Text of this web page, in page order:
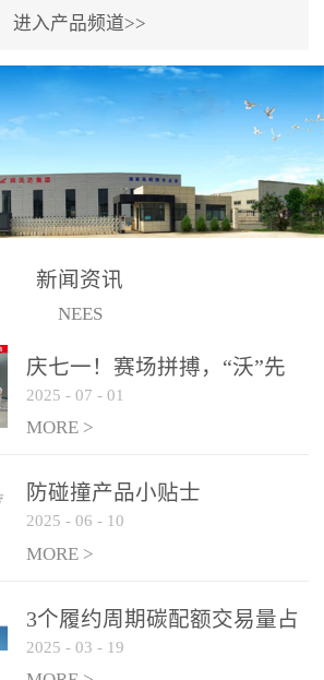
京润
氢气
关技
售及
设备
云港
技有
设备
备系
材等
备，
氢气
液
统
进入产品频道>>
新闻资讯
NEES
庆七一！赛场拼搏，“沃”先
行！
2025 - 07 - 01
MORE >
防碰撞产品小贴士
2025 - 06 - 10
MORE >
3个履约周期碳配额交易量占
全国1/4 山东省碳排放强度持
2025 - 03 - 19